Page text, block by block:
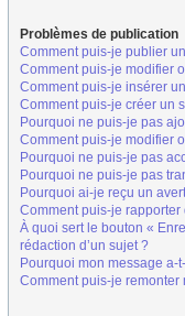
Problèmes de publication
Comment puis-je publier
Comment puis-je modifier
Comment puis-je insérer
Comment puis-je créer un
Pourquoi ne puis-je pas
Comment puis-je modifier
Pourquoi ne puis-je pas
Pourquoi ne puis-je pas
Pourquoi ai-je reçu un
Comment puis-je
À quoi sert le bouton «
rédaction d’un sujet ?
Pourquoi mon message a-
Comment puis-je remonter